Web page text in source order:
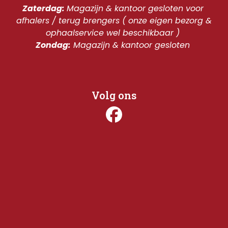
Zaterdag: Magazijn & kantoor gesloten voor
afhalers / terug brengers ( onze eigen bezorg &
ophaalservice wel beschikbaar )
Zondag: Magazijn & kantoor gesloten
Volg ons